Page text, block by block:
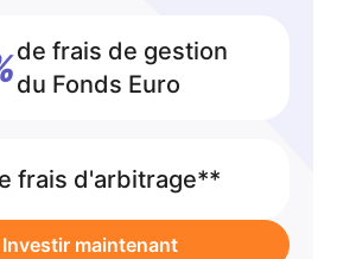
de frais de gestion
du Fonds Euro
frais d'arbitrage**
Investir maintenant